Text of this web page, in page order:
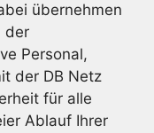
übernehmen
der
Personal,
der DB Netz
für alle
Ablauf Ihrer